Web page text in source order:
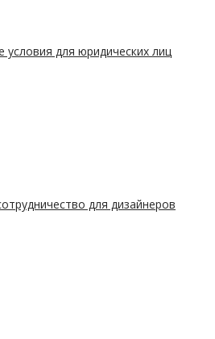
для юридических лиц
для дизайнеров